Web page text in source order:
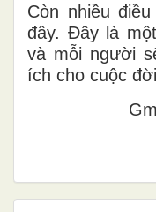
Còn nhiều
đây. Đây là
và mỗi người
ích cho cuộc